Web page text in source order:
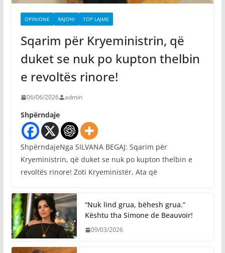
OPINIONE RAJONI TOP LAJME
Sqarim për Kryeministrin, që
duket se nuk po kupton thelbin
e revoltës rinore!
06/06/2026 admin
Shpërndaje
ShpërndajeNga SILVANA BEGAJ: Sqarim për
Kryeministrin, që duket se nuk po kupton thelbin e
revoltës rinore! Zoti Kryeministër, Ata që
“Nuk lind grua, bëhesh grua.”
Kështu tha Simone de Beauvoir!
09/03/2026